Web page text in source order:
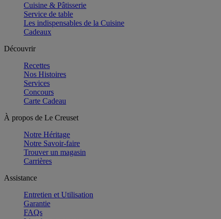
Cuisine & Pâtisserie
Service de table
Les indispensables de la Cuisine
Cadeaux
Découvrir
Recettes
Nos Histoires
Services
Concours
Carte Cadeau
À propos de Le Creuset
Notre Héritage
Notre Savoir-faire
Trouver un magasin
Carrières
Assistance
Entretien et Utilisation
Garantie
FAQs